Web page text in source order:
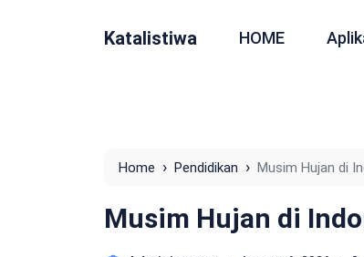
Katalistiwa HOME
Home › Pendidikan › Musim Hujan di
Musim Hujan di